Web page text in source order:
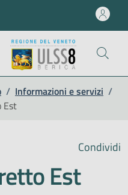
/ Informazioni e servizi /
Est
Condividi
Est